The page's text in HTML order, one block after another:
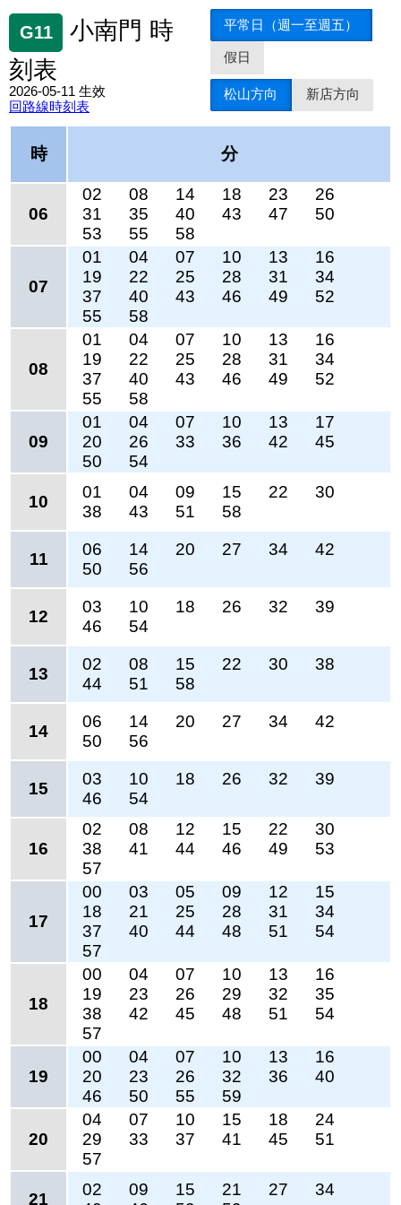
G11
小南門 時
刻表
2026-05-11 生效
回路線時刻表
平常日（週一至週五）
假日
松山方向 新店方向
時 分
06
02 08 14 18 23
26
31
35 40 43 47
50
53
55 58
07
01 04 07 10 13
16
19
22 25 28 31
34
37
40 43 46 49
52
55
58
08
01 04 07 10 13
16
19
22 25 28 31
34
37
40 43 46 49
52
55
58
09
01 04 07 10 13
17
20
26 33 36 42
45
50
54
10
01 04 09 15 22
30
38
43 51 58
11
06 14 20 27 34
42
50
56
12
03 10 18 26 32
39
46
54
13
02 08 15 22 30
38
44
51 58
14
06 14 20 27 34
42
50
56
15
03 10 18 26 32
39
46
54
16
02 08 12 15 22
30
38
41 44 46 49
53
57
17
00 03 05 09 12
15
18
21 25 28 31
34
37
40 44 48 51
54
57
18
00 04 07 10 13
16
19
23 26 29 32
35
38
42 45 48 51
54
57
19
00 04 07 10 13
16
20
23 26 32 36
40
46
50 55 59
20
04 07 10 15 18
24
29
33 37 41 45
51
57
21
02 09 15 21 27
34